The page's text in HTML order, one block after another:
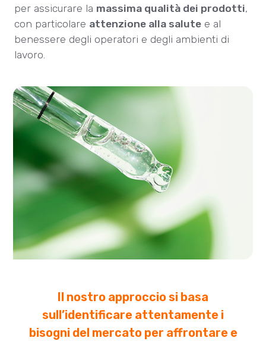
per assicurare la massima qualità dei prodotti,
con particolare attenzione alla salute e al
benessere degli operatori e degli ambienti di
lavoro.
Il nostro approccio si basa
sull’identificare attentamente i
bisogni del mercato per affrontare e